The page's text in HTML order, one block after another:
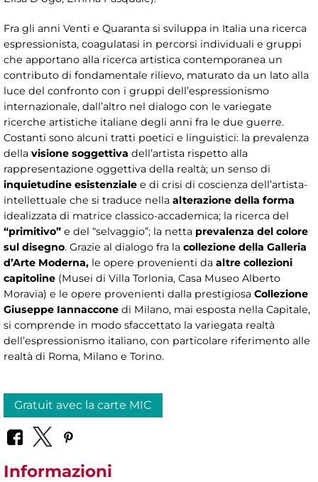
Fra gli anni Venti e Quaranta si sviluppa in Italia una ricerca
espressionista, coagulatasi in percorsi individuali e gruppi
che apportano alla ricerca artistica contemporanea un
contributo di fondamentale rilievo, maturato da un lato alla
luce del confronto con i gruppi dell’espressionismo
internazionale, dall’altro nel dialogo con le variegate
ricerche artistiche italiane degli anni fra le due guerre.
Costanti sono alcuni tratti poetici e linguistici: la prevalenza
della visione soggettiva dell’artista rispetto alla
rappresentazione oggettiva della realtà; un senso di
inquietudine esistenziale e di crisi di coscienza dell’artista-
intellettuale che si traduce nella alterazione della forma
idealizzata di matrice classico-accademica; la ricerca del
“primitivo” e del “selvaggio”; la netta prevalenza del colore
sul disegno. Grazie al dialogo fra la collezione della Galleria
d’Arte Moderna, le opere provenienti da altre collezioni
capitoline (Musei di Villa Torlonia, Casa Museo Alberto
Moravia) e le opere provenienti dalla prestigiosa Collezione
Giuseppe Iannaccone di Milano, mai esposta nella Capitale,
si comprende in modo sfaccettato la variegata realtà
dell’espressionismo italiano, con particolare riferimento alle
realtà di Roma, Milano e Torino.
Gratuit avec la carte MIC
Informazioni